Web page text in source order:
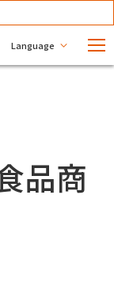
Language
品商